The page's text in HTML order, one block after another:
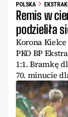
POLSKA
Remis w
podzieliła
Korona
PKO BP
1:1. Bramkę
70. minucie